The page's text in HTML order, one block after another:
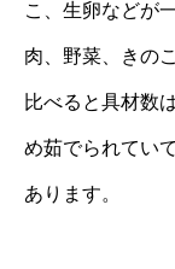
こ、生卵などが
肉、野菜、きの
比べると具材数
め茹でられてい
あります。